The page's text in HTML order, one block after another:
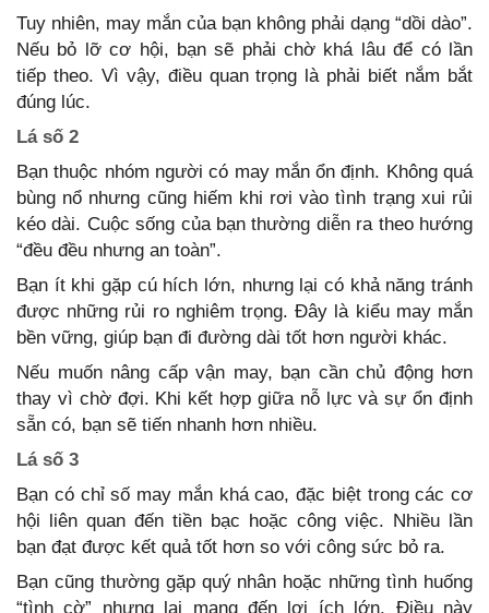
Tuy nhiên, may mắn của bạn không phải dạng “dồi dào”.
Nếu bỏ lỡ cơ hội, bạn sẽ phải chờ khá lâu để có lần
tiếp theo. Vì vậy, điều quan trọng là phải biết nắm bắt
đúng lúc.
Lá số 2
Bạn thuộc nhóm người có may mắn ổn định. Không quá
bùng nổ nhưng cũng hiếm khi rơi vào tình trạng xui rủi
kéo dài. Cuộc sống của bạn thường diễn ra theo hướng
“đều đều nhưng an toàn”.
Bạn ít khi gặp cú hích lớn, nhưng lại có khả năng tránh
được những rủi ro nghiêm trọng. Đây là kiểu may mắn
bền vững, giúp bạn đi đường dài tốt hơn người khác.
Nếu muốn nâng cấp vận may, bạn cần chủ động hơn
thay vì chờ đợi. Khi kết hợp giữa nỗ lực và sự ổn định
sẵn có, bạn sẽ tiến nhanh hơn nhiều.
Lá số 3
Bạn có chỉ số may mắn khá cao, đặc biệt trong các cơ
hội liên quan đến tiền bạc hoặc công việc. Nhiều lần
bạn đạt được kết quả tốt hơn so với công sức bỏ ra.
Bạn cũng thường gặp quý nhân hoặc những tình huống
“tình cờ” nhưng lại mang đến lợi ích lớn. Điều này